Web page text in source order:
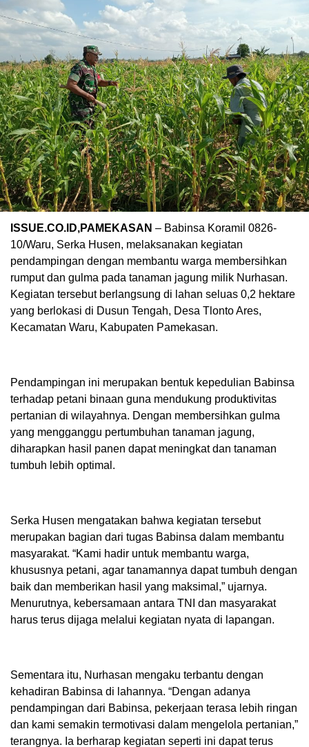
ISSUE.CO.ID,PAMEKASAN – Babinsa Koramil 0826-
10/Waru, Serka Husen, melaksanakan kegiatan
pendampingan dengan membantu warga membersihkan
rumput dan gulma pada tanaman jagung milik Nurhasan.
Kegiatan tersebut berlangsung di lahan seluas 0,2 hektare
yang berlokasi di Dusun Tengah, Desa Tlonto Ares,
Kecamatan Waru, Kabupaten Pamekasan.
Pendampingan ini merupakan bentuk kepedulian Babinsa
terhadap petani binaan guna mendukung produktivitas
pertanian di wilayahnya. Dengan membersihkan gulma
yang mengganggu pertumbuhan tanaman jagung,
diharapkan hasil panen dapat meningkat dan tanaman
tumbuh lebih optimal.
Serka Husen mengatakan bahwa kegiatan tersebut
merupakan bagian dari tugas Babinsa dalam membantu
masyarakat. “Kami hadir untuk membantu warga,
khususnya petani, agar tanamannya dapat tumbuh dengan
baik dan memberikan hasil yang maksimal,” ujarnya.
Menurutnya, kebersamaan antara TNI dan masyarakat
harus terus dijaga melalui kegiatan nyata di lapangan.
Sementara itu, Nurhasan mengaku terbantu dengan
kehadiran Babinsa di lahannya. “Dengan adanya
pendampingan dari Babinsa, pekerjaan terasa lebih ringan
dan kami semakin termotivasi dalam mengelola pertanian,”
terangnya. Ia berharap kegiatan seperti ini dapat terus